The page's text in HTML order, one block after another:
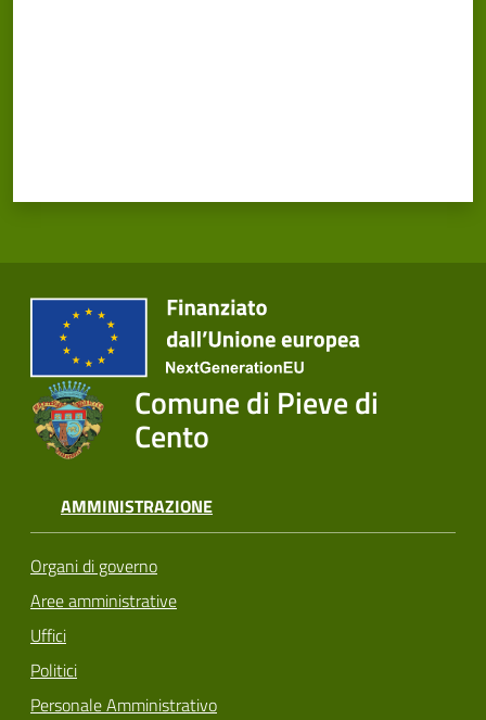
Comune di Pieve di
Cento
AMMINISTRAZIONE
Organi di governo
Aree amministrative
Uffici
Politici
Personale Amministrativo